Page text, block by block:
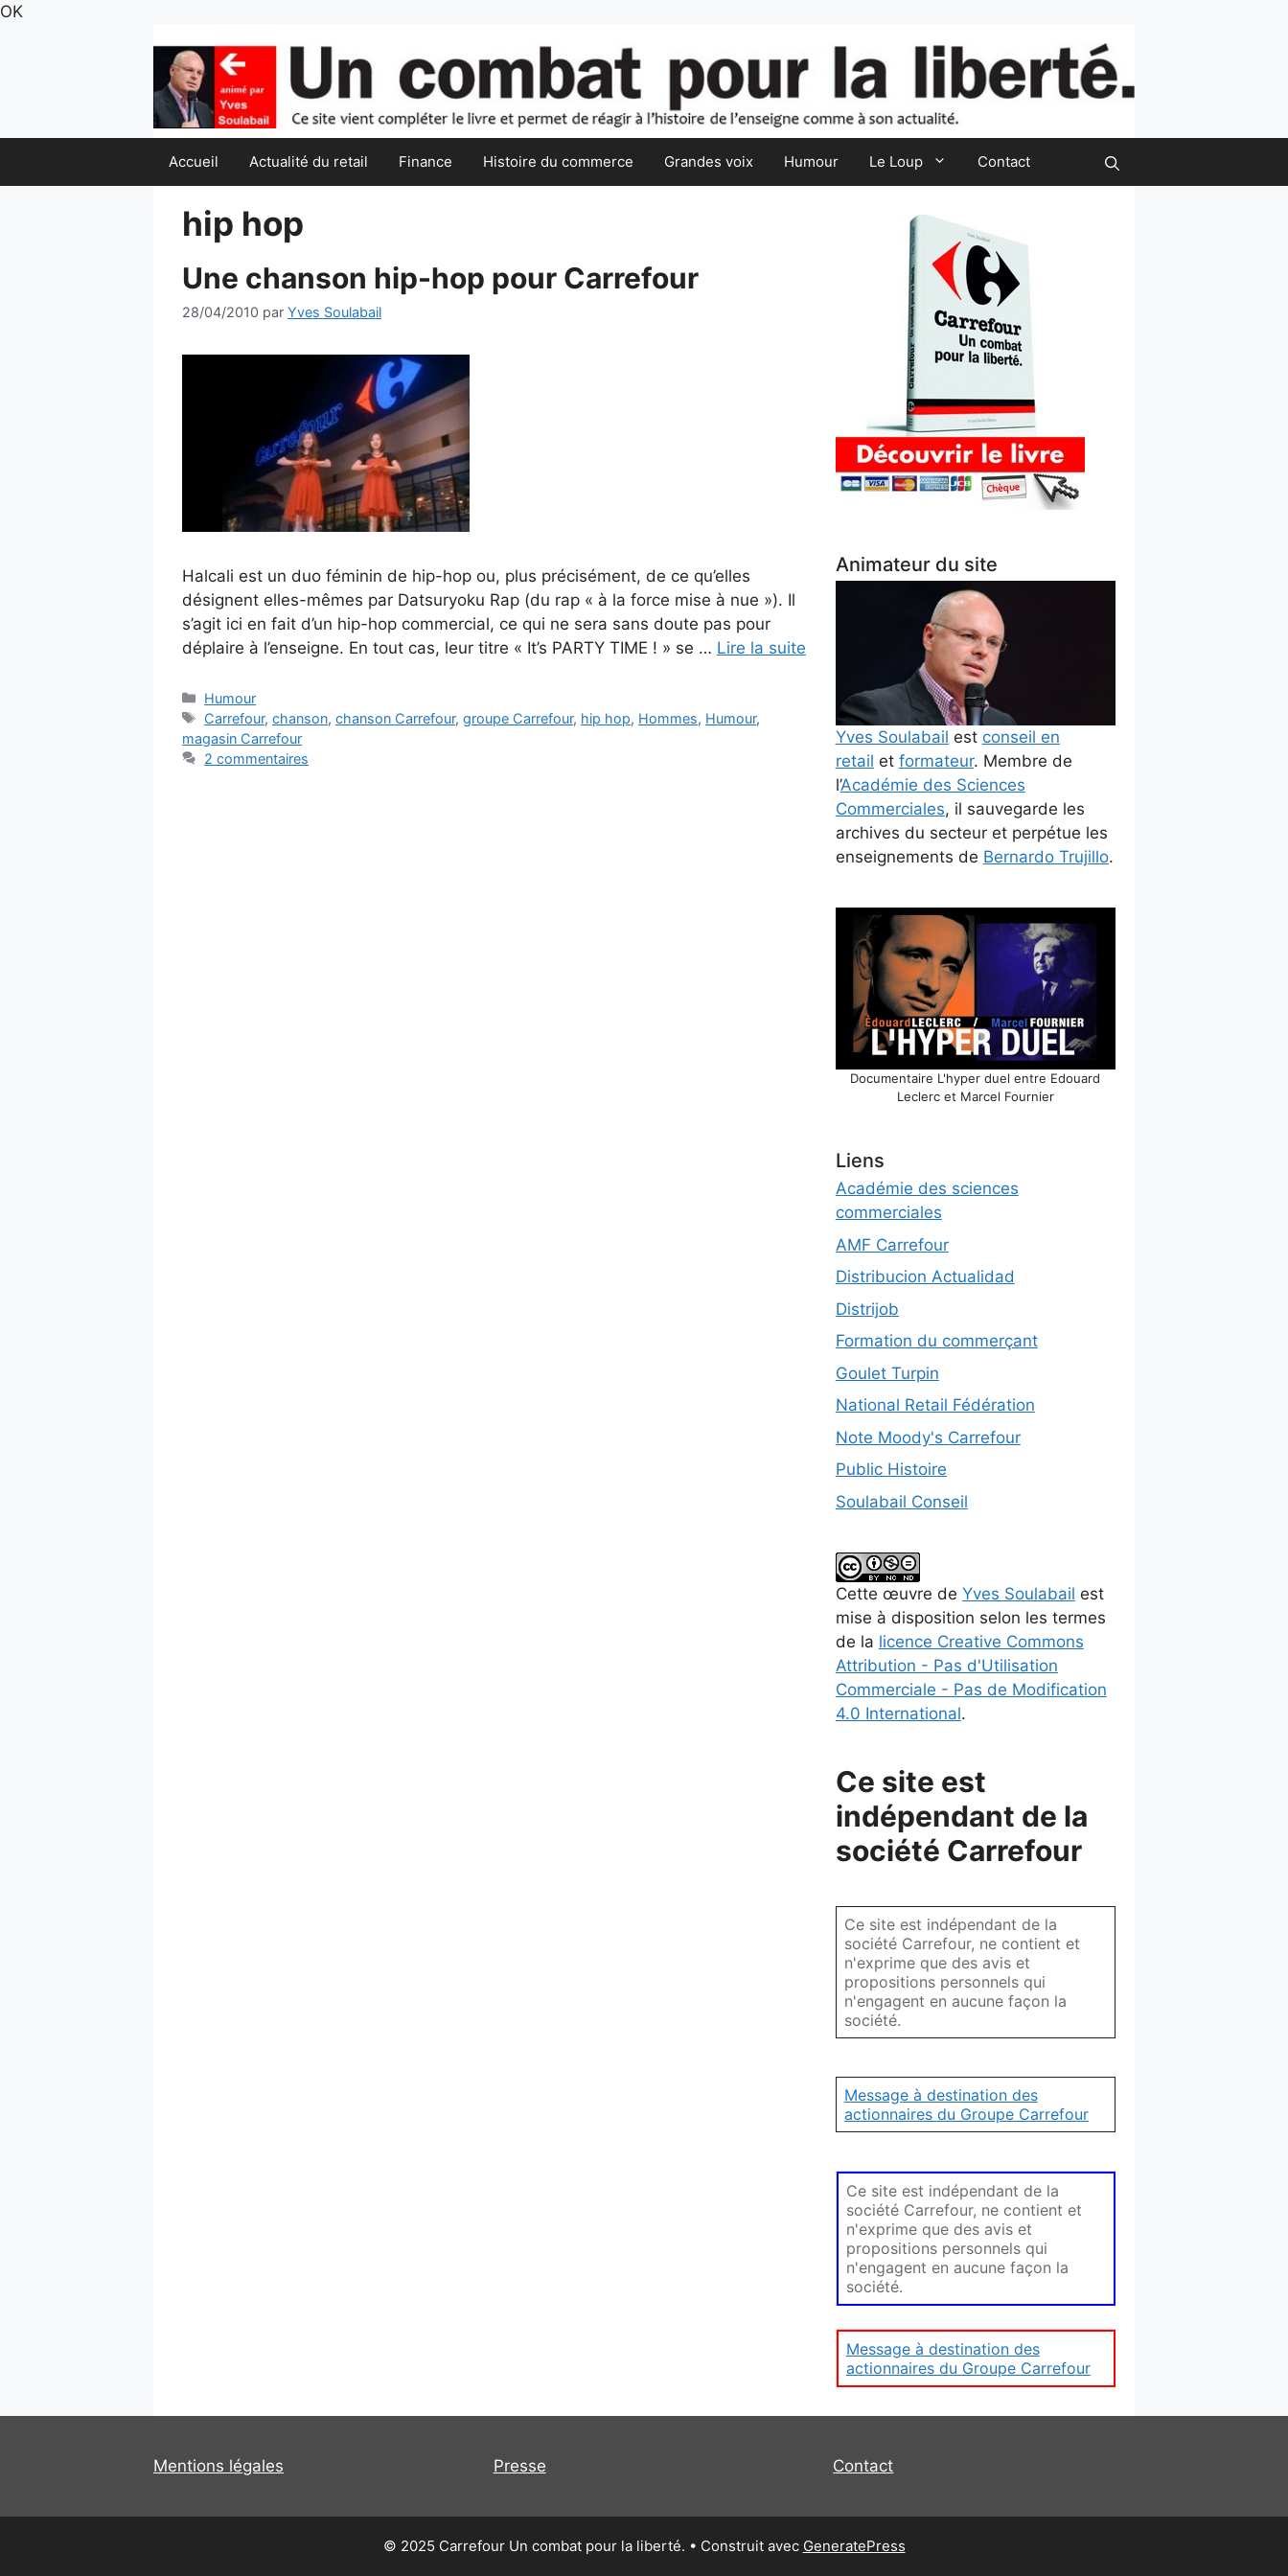
OKAller
Accueil Actualité du retail Finance Histoire du commerce Grandes voix Humour Le Loup Contact
hip hop
Une chanson hip-hop pour Carrefour
28/04/2010 par Yves Soulabail
Halcali est un duo féminin de hip-hop ou, plus précisément, de ce qu’elles
désignent elles-mêmes par Datsuryoku Rap (du rap « à la force mise à nue »). Il
s’agit ici en fait d’un hip-hop commercial, ce qui ne sera sans doute pas pour
déplaire à l’enseigne. En tout cas, leur titre « It’s PARTY TIME ! » se … Lire la suite
Catégories
Humour
Étiquettes
Carrefour,chanson,chanson Carrefour,groupe Carrefour, hip hop, Hommes, Humour,
magasin Carrefour
2 commentaires
Animateur du site
Yves Soulabail est conseil en
retail et formateur. Membre de
l’Académie des Sciences
Commerciales, il sauvegarde les
archives du secteur et perpétue les
enseignements de Bernardo Trujillo.
Documentaire L'hyper duel entre Edouard
Leclerc et Marcel Fournier
Liens
Académie des sciences
commerciales
AMF Carrefour
Distribucion Actualidad
Distrijob
Formation du commerçant
Goulet Turpin
National Retail Fédération
Note Moody's Carrefour
Public Histoire
Soulabail Conseil
Cette œuvre de Yves Soulabail est
mise à disposition selon les termes
de la licence Creative Commons
Attribution - Pas d'Utilisation
Commerciale - Pas de Modification
4.0 International.
Ce site est
indépendant de la
société Carrefour
Ce site est indépendant de la
société Carrefour, ne contient et
n'exprime que des avis et
propositions personnels qui
n'engagent en aucune façon la
société.
Message à destination des
actionnaires du Groupe Carrefour
Ce site est indépendant de la
société Carrefour, ne contient et
n'exprime que des avis et
propositions personnels qui
n'engagent en aucune façon la
société.
Message à destination des
actionnaires du Groupe Carrefour
Mentions légales Presse Contact
© 2025 Carrefour Un combat pour la liberté. • Construit avec GeneratePress